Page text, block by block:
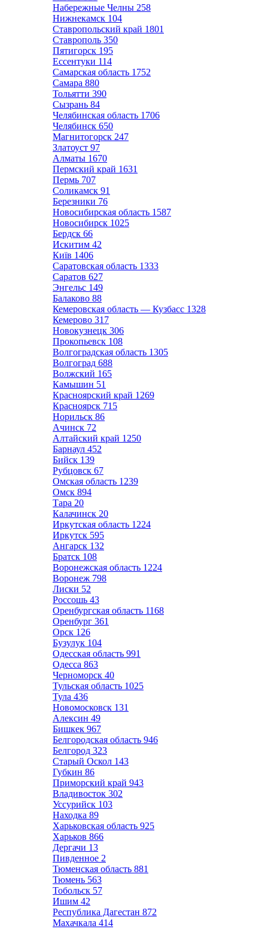
Набережные Челны 258
Нижнекамск 104
Ставропольский край 1801
Ставрополь 350
Пятигорск 195
Ессентуки 114
Самарская область 1752
Самара 880
Тольятти 390
Сызрань 84
Челябинская область 1706
Челябинск 650
Магнитогорск 247
Златоуст 97
Алматы 1670
Пермский край 1631
Пермь 707
Соликамск 91
Березники 76
Новосибирская область 1587
Новосибирск 1025
Бердск 66
Искитим 42
Київ 1406
Саратовская область 1333
Саратов 627
Энгельс 149
Балаково 88
Кемеровская область — Кузбасс 1328
Кемерово 317
Новокузнецк 306
Прокопьевск 108
Волгоградская область 1305
Волгоград 688
Волжский 165
Камышин 51
Красноярский край 1269
Красноярск 715
Норильск 86
Ачинск 72
Алтайский край 1250
Барнаул 452
Бийск 139
Рубцовск 67
Омская область 1239
Омск 894
Тара 20
Калачинск 20
Иркутская область 1224
Иркутск 595
Ангарск 132
Братск 108
Воронежская область 1224
Воронеж 798
Лиски 52
Россошь 43
Оренбургская область 1168
Оренбург 361
Орск 126
Бузулук 104
Одесская область 991
Одесса 863
Черноморск 40
Тульская область 1025
Тула 436
Новомосковск 131
Алексин 49
Бишкек 967
Белгородская область 946
Белгород 323
Старый Оскол 143
Губкин 86
Приморский край 943
Владивосток 302
Уссурийск 103
Находка 89
Харьковская область 925
Харьков 866
Дергачи 13
Пивденное 2
Тюменская область 881
Тюмень 563
Тобольск 57
Ишим 42
Республика Дагестан 872
Махачкала 414